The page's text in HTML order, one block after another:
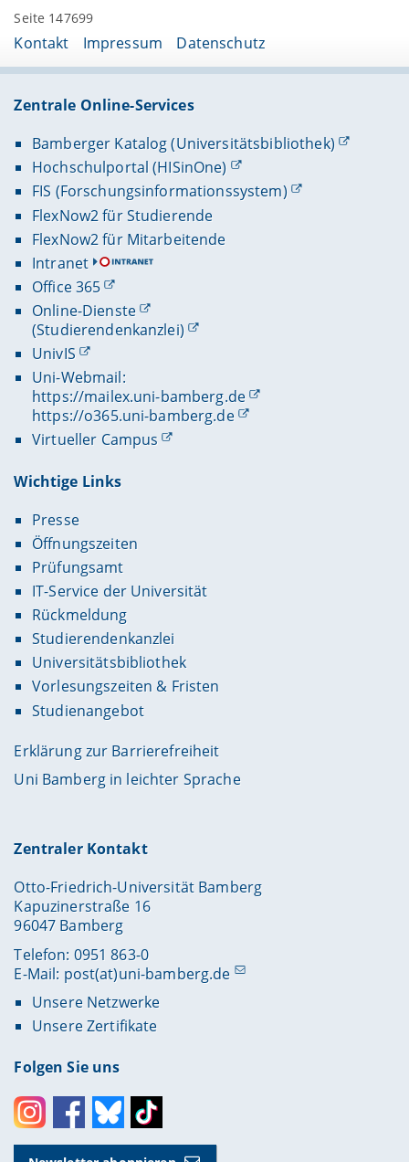
Seite 147699
Kontakt Impressum Datenschutz
Zentrale Online-Services
Bamberger Katalog (Universitätsbibliothek)
Hochschulportal (HISinOne)
FIS (Forschungsinformationssystem)
FlexNow2 für Studierende
FlexNow2 für Mitarbeitende
Intranet
Office 365
Online-Dienste
(Studierendenkanzlei)
UnivIS
Uni-Webmail:
https://mailex.uni-bamberg.de
https://o365.uni-bamberg.de
Virtueller Campus
Wichtige Links
Presse
Öffnungszeiten
Prüfungsamt
IT-Service der Universität
Rückmeldung
Studierendenkanzlei
Universitätsbibliothek
Vorlesungszeiten & Fristen
Studienangebot
Erklärung zur Barrierefreiheit
Uni Bamberg in leichter Sprache
Zentraler Kontakt
Otto-Friedrich-Universität Bamberg
Kapuzinerstraße 16
96047 Bamberg
Telefon: 0951 863-0
E-Mail: post(at)uni-bamberg.de
Unsere Netzwerke
Unsere Zertifikate
Folgen Sie uns
InstagramFacebookBlueskyToktok